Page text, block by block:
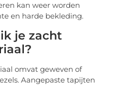
kan weer worden
en harde bekleding.
je zacht
omvat geweven of
Aangepaste tapijten